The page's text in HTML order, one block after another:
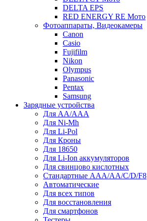
DELTA EPS
RED ENERGY RE Мото
Фотоаппараты, Видеокамеры
Canon
Casio
Fujifilm
Nikon
Olympus
Panasonic
Pentax
Samsung
Зарядные устройства
Для AA/AAA
Для Ni-Mh
Для Li-Pol
Для Кроны
Для 18650
Для Li-Ion аккумуляторов
Для свинцово кислотных
Стандартные ААА/АА/С/D/F8
Автоматические
Для всех типов
Для восстановления
Для смартфонов